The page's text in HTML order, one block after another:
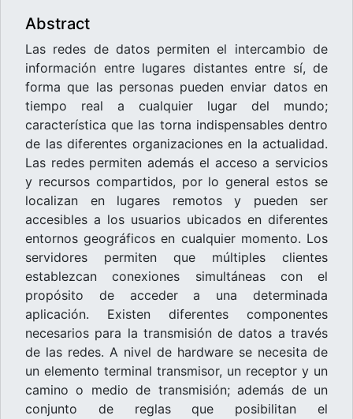
Abstract
Las redes de datos permiten el intercambio de
información entre lugares distantes entre sí, de
forma que las personas pueden enviar datos en
tiempo real a cualquier lugar del mundo;
característica que las torna indispensables dentro
de las diferentes organizaciones en la actualidad.
Las redes permiten además el acceso a servicios
y recursos compartidos, por lo general estos se
localizan en lugares remotos y pueden ser
accesibles a los usuarios ubicados en diferentes
entornos geográficos en cualquier momento. Los
servidores permiten que múltiples clientes
establezcan conexiones simultáneas con el
propósito de acceder a una determinada
aplicación. Existen diferentes componentes
necesarios para la transmisión de datos a través
de las redes. A nivel de hardware se necesita de
un elemento terminal transmisor, un receptor y un
camino o medio de transmisión; además de un
conjunto de reglas que posibilitan el